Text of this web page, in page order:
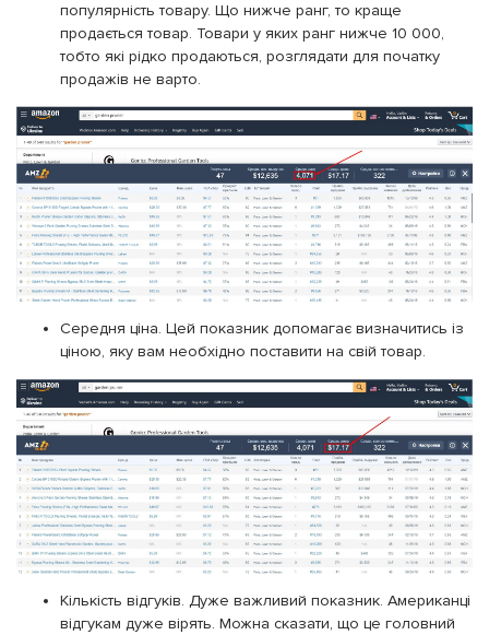
популярність товару. Що нижче ранг, то краще
продається товар. Товари у яких ранг нижче 10 000,
тобто які рідко продаються, розглядати для початку
продажів не варто.
Середня ціна. Цей показник допомагає визначитись із
ціною, яку вам необхідно поставити на свій товар.
Кількість відгуків. Дуже важливий показник. Американці
відгукам дуже вірять. Можна сказати, що це головний